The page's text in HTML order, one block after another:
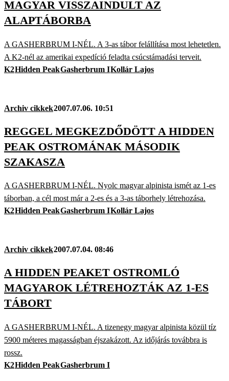
MAGYAR VISSZAINDULT AZ
ALAPTÁBORBA
A GASHERBRUM I-NÉL. A 3-as tábor felállítása most lehetetlen.
A K2-nél az amerikai expedíció feladta csúcstámadási terveit.
K2Hidden PeakGasherbrum IKollár Lajos
Archiv cikkek2007.07.06. 10:51
REGGEL MEGKEZDŐDÖTT A HIDDEN
PEAK OSTROMÁNAK MÁSODIK
SZAKASZA
A GASHERBRUM I-NÉL. Nyolc magyar alpinista ismét az 1-es
táborban, a cél most már a 2-es és a 3-as táborhely létrehozása.
K2Hidden PeakGasherbrum IKollár Lajos
Archiv cikkek2007.07.04. 08:46
A HIDDEN PEAKET OSTROMLÓ
MAGYAROK LÉTREHOZTÁK AZ 1-ES
TÁBORT
A GASHERBRUM I-NÉL. A tizenegy magyar alpinista közül tíz
5900 méteres magasságban éjszakázott. Az időjárás továbbra is
rossz.
K2Hidden PeakGasherbrum I